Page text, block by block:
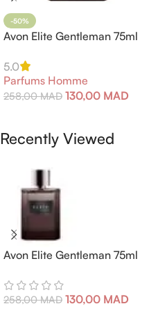
-50%
Avon Elite Gentleman 75ml
5.0
Parfums Homme
258,00MAD 130,00 MAD
Recently Viewed
Avon Elite Gentleman 75ml
258,00MAD 130,00 MAD